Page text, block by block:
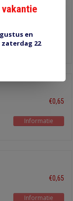
Informatie
€0,65
Informatie
€0,65
Informatie
en
22